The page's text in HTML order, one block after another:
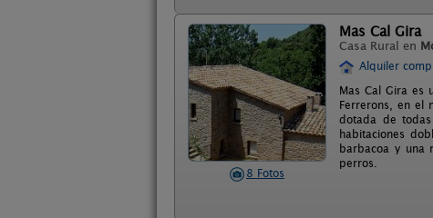
8 Fotos
Mas Cal Gira
Casa Rural en
Alquiler
Mas Cal Gira es
Ferrerons, en el
dotada de
habitaciones
barbacoa y una
perros.